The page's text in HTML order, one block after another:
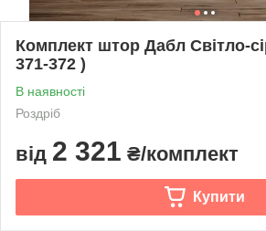
Комплект штор Дабл Світло-
371-372 )
В наявності
Роздріб
від 2 321 ₴/комплект
Купити